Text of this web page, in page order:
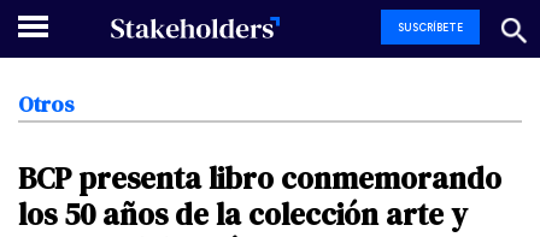
SUSCRÍBETE
Otros
BCP presentalibro conmemorando
los 50 años dela colección artey